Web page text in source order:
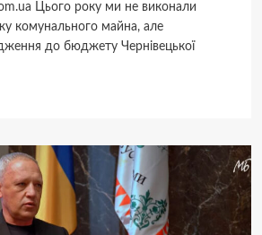
Цього року ми не виконали
комунального майна, але
до бюджету Чернівецької